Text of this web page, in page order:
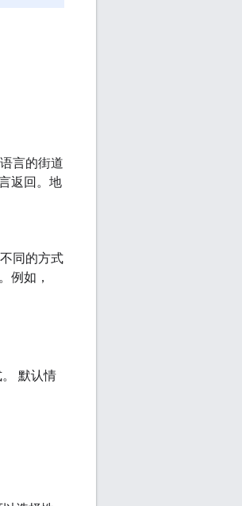
言的街道
返回。地
同的方式
例如，
默认情